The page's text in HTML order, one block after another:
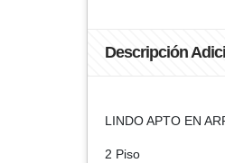
Descripción
LINDO APTO EN
2 Piso